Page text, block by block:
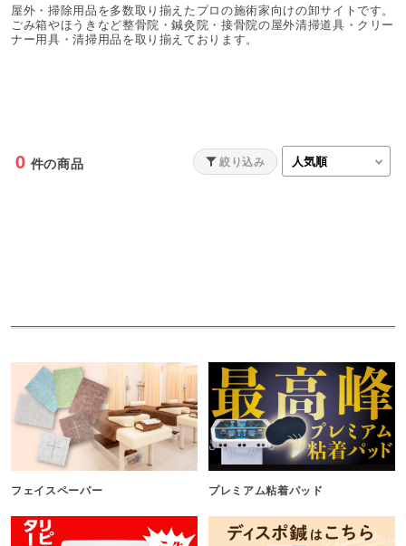
屋外・掃除用品を多数取り揃えたプロの施術家向けの卸サイトです。
ごみ箱やほうきなど整骨院・鍼灸院・接骨院の屋外清掃道具・クリー
ナー用具・清掃用品を取り揃えております。
0 件の商品 絞り込み
フェイスペーパー プレミアム粘着パッド